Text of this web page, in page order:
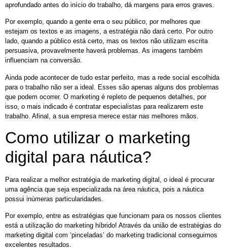
aprofundado antes do início do trabalho, dá margens para erros graves.
Por exemplo, quando a gente erra o seu público, por melhores que
estejam os textos e as imagens, a estratégia não dará certo. Por outro
lado, quando a público está certo, mas os textos não utilizam escrita
persuasiva, provavelmente haverá problemas. As imagens também
influenciam na conversão.
Ainda pode acontecer de tudo estar perfeito, mas a rede social escolhida
para o trabalho não ser a ideal. Esses são apenas alguns dos problemas
que podem ocorrer. O marketing é repleto de pequenos detalhes, por
isso, o mais indicado é contratar especialistas para realizarem este
trabalho. Afinal, a sua empresa merece estar nas melhores mãos.
Como utilizar o marketing
digital para náutica?
Para realizar a melhor estratégia de marketing digital, o ideal é procurar
uma agência que seja especializada na área náutica, pois a náutica
possui inúmeras particularidades.
Por exemplo, entre as estratégias que funcionam para os nossos clientes
está a utilização do marketing híbrido! Através da união de estratégias do
marketing digital com ‘pinceladas’ do marketing tradicional conseguimos
excelentes resultados.